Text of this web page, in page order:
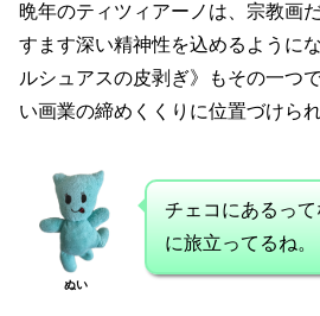
晩年のティツィアーノは、宗教画
すます深い精神性を込めるように
ルシュアスの皮剥ぎ》もその一つ
い画業の締めくくりに位置づけら
ぬい
チェコにあるっ
に旅立ってるね。